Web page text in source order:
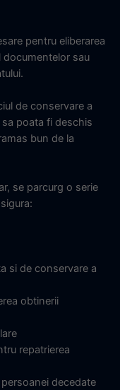
pentru eliberarea
documentelor sau
de conservare a
poata fi deschis
bun de la
se parcurg o serie
si de conservare a
obtinerii
repatrierea
decedate